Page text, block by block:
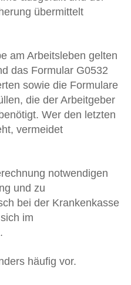
übermittelt
am Arbeitsleben gelten
das Formular G0532
sowie die Formulare
die der Arbeitgeber
Wer den letzten
vermeidet
notwendigen
und zu
bei der Krankenkasse
im
häufig vor.